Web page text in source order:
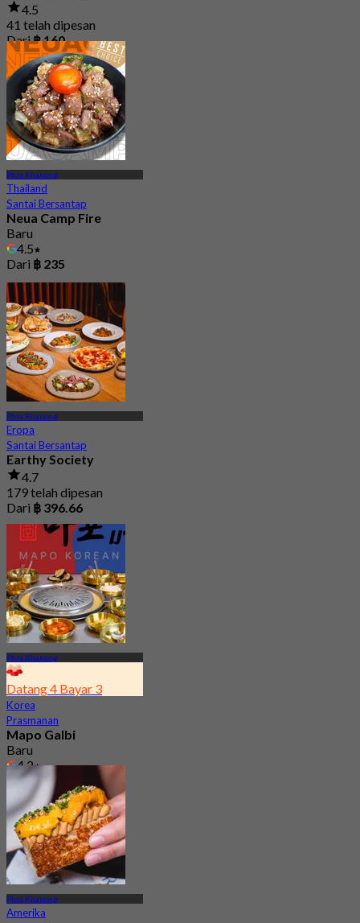
4.5
41 telah dipesan
Dari฿ 160
Phra Khanong
Thailand
Santai Bersantap
Neua Camp Fire
Baru
4.5
Dari ฿ 235
Phra Khanong
Eropa
Santai Bersantap
Earthy Society
4.7
179 telah dipesan
Dari ฿ 396.66
Phra Khanong
Datang 4 Bayar 3
Korea
Prasmanan
Mapo Galbi
Baru
4.2
Dari฿ 246.75
Phra Khanong
Amerika